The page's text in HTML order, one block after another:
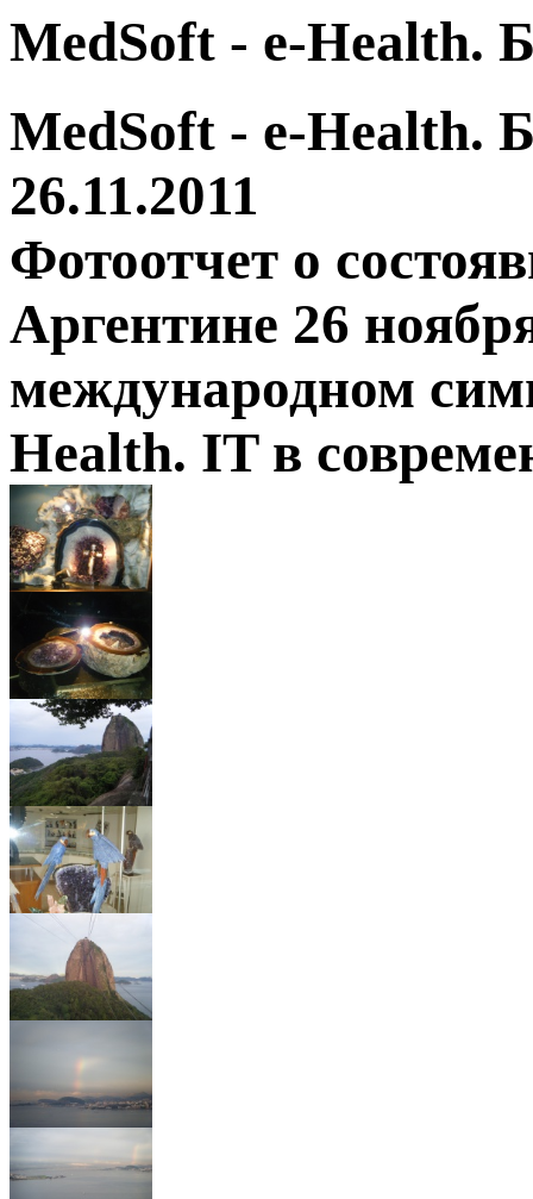
MedSoft - e-Health.
MedSoft - e-Health.
26.11.2011
Фотоотчет о
Аргентине 26
международном
Health. IT в